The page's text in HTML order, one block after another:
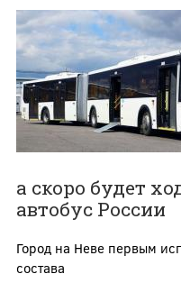
а скоро будет
автобус России
Город на Неве первым
состава